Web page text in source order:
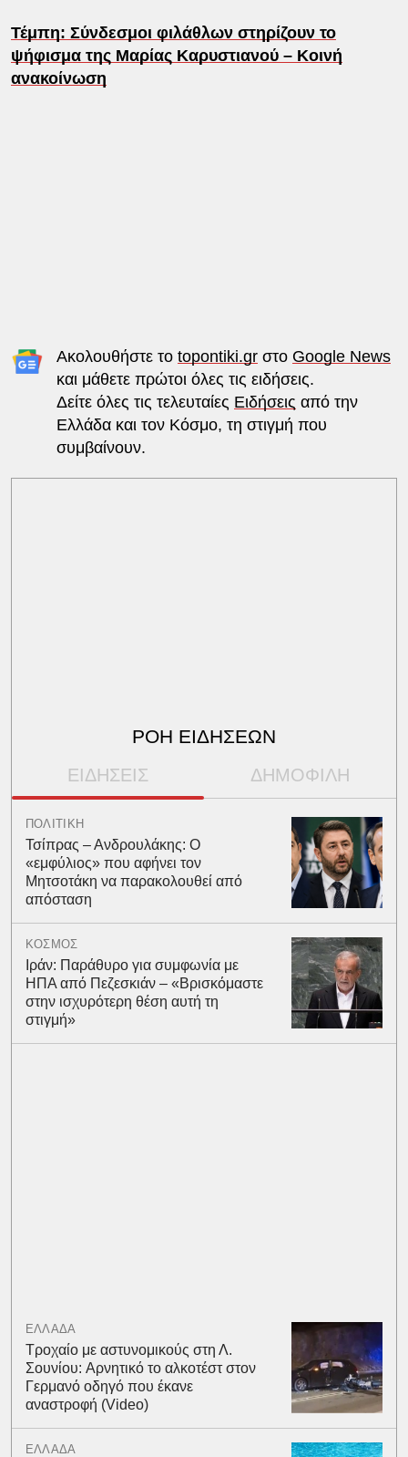
Τέμπη: Σύνδεσμοι φιλάθλων στηρίζουν το
ψήφισμα της Μαρίας Καρυστιανού – Κοινή
ανακοίνωση
Ακολουθήστε το topontiki.grστο Google News
και μάθετε πρώτοι όλες τις ειδήσεις.
Δείτε όλες τις τελευταίες Ειδήσεις από την
Ελλάδα και τον Κόσμο, τη στιγμή που
συμβαίνουν.
ΡΟΗ ΕΙΔΗΣΕΩΝ
ΕΙΔΗΣΕΙΣ ΔΗΜΟΦΙΛΗ
ΠΟΛΙΤΙΚΗ
Τσίπρας – Ανδρουλάκης: Ο
«εμφύλιος» που αφήνει τον
Μητσοτάκη να παρακολουθεί από
απόσταση
ΚΟΣΜΟΣ
Ιράν: Παράθυρο για συμφωνία με
ΗΠΑ από Πεζεσκιάν – «Βρισκόμαστε
στην ισχυρότερη θέση αυτή τη
στιγμή»
ΕΛΛΑΔΑ
Τροχαίο με αστυνομικούς στη Λ.
Σουνίου: Αρνητικό το αλκοτέστ στον
Γερμανό οδηγό που έκανε
αναστροφή (Video)
ΕΛΛΑΔΑ